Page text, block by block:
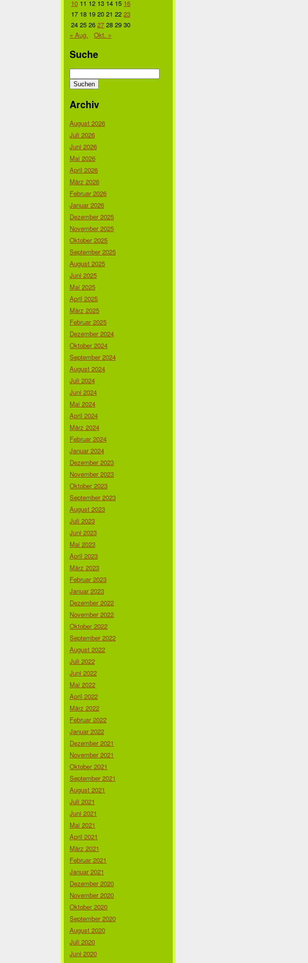
10 11 12 13 14 15 16
17 18 19 20 21 22 23
24 25 26 27 28 29 30
« Aug.
Okt. »
Suche
nach:
Archiv
August 2026
Juli 2026
Juni 2026
Mai 2026
April 2026
März 2026
Februar 2026
Januar 2026
Dezember 2025
November 2025
Oktober 2025
September 2025
August 2025
Juni 2025
Mai 2025
April 2025
März 2025
Februar 2025
Dezember 2024
Oktober 2024
September 2024
August 2024
Juli 2024
Juni 2024
Mai 2024
April 2024
März 2024
Februar 2024
Januar 2024
Dezember 2023
November 2023
Oktober 2023
September 2023
August 2023
Juli 2023
Juni 2023
Mai 2023
April 2023
März 2023
Februar 2023
Januar 2023
Dezember 2022
November 2022
Oktober 2022
September 2022
August 2022
Juli 2022
Juni 2022
Mai 2022
April 2022
März 2022
Februar 2022
Januar 2022
Dezember 2021
November 2021
Oktober 2021
September 2021
August 2021
Juli 2021
Juni 2021
Mai 2021
April 2021
März 2021
Februar 2021
Januar 2021
Dezember 2020
November 2020
Oktober 2020
September 2020
August 2020
Juli 2020
Juni 2020